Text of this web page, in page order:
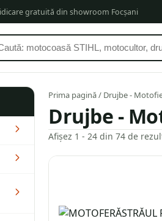
gratuită din showroom Focșani
Prima pagină/ Drujbe -
Drujbe -
Produse
Afișez 1 - 24 din 74 de